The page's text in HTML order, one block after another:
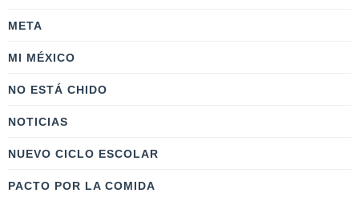
META
MI MÉXICO
NO ESTÁ CHIDO
NOTICIAS
NUEVO CICLO ESCOLAR
PACTO POR LA COMIDA